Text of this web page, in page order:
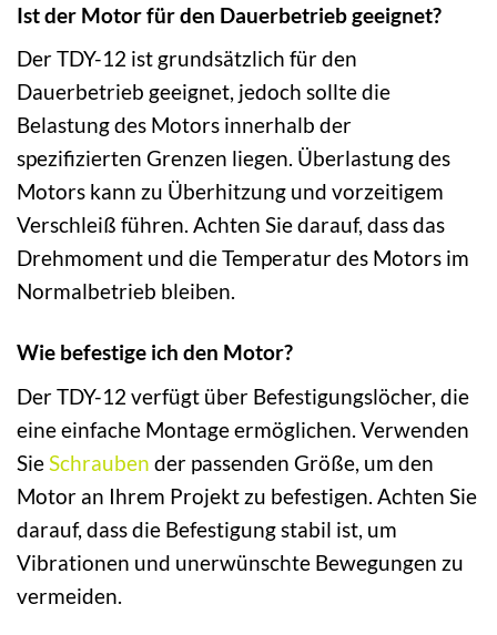
Ist der Motor für den Dauerbetrieb geeignet?
Der TDY-12 ist grundsätzlich für den
Dauerbetrieb geeignet, jedoch sollte die
Belastung des Motors innerhalb der
spezifizierten Grenzen liegen. Überlastung des
Motors kann zu Überhitzung und vorzeitigem
Verschleiß führen. Achten Sie darauf, dass das
Drehmoment und die Temperatur des Motors im
Normalbetrieb bleiben.
Wie befestige ich den Motor?
Der TDY-12 verfügt über Befestigungslöcher, die
eine einfache Montage ermöglichen. Verwenden
SieSchrauben der passenden Größe, um den
Motor an Ihrem Projekt zu befestigen. Achten Sie
darauf, dass die Befestigung stabil ist, um
Vibrationen und unerwünschte Bewegungen zu
vermeiden.